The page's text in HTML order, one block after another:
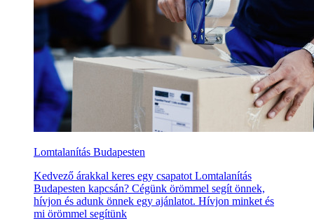
Lomtalanítás Budapesten
Kedvező árakkal keres egy csapatot Lomtalanítás
Budapesten kapcsán? Cégünk örömmel segít önnek,
hívjon és adunk önnek egy ajánlatot. Hívjon minket és
mi örömmel segítünk